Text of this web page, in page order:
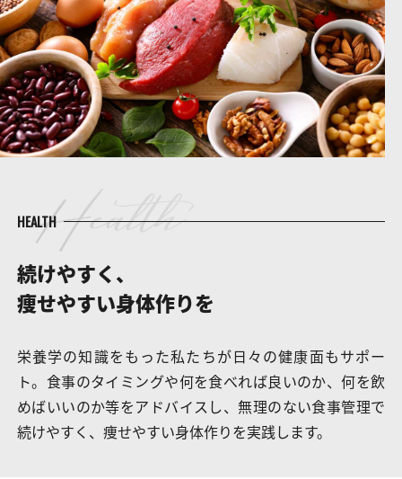
HEALTH
続けやすく、
痩せやすい身体作りを
栄養学の知識をもった私たちが日々の健康面もサポー
ト。食事のタイミングや何を食べれば良いのか、何を飲
めばいいのか等をアドバイスし、無理のない食事管理で
続けやすく、痩せやすい身体作りを実践します。